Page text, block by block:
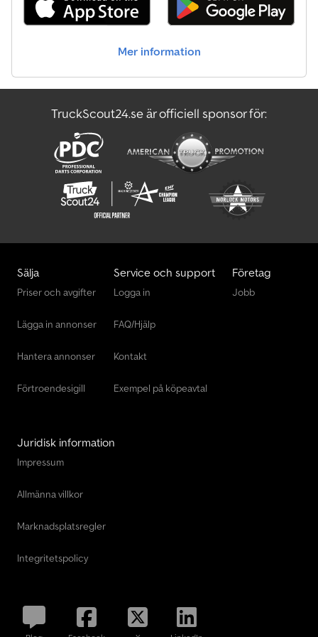
fartyg eller flyg. Självklart även för flytt, som exportcontainer
(SOC), eller som bas för ytterligare utbyggnad eller ombyggnad.
varor som verktyg, trädgårdsredskap, bilar, cyklar eller motorcyklar
för att nämna några exempel. 20-fots sjöcontainern kan fås hos
ni välkomna att kontakta oss.
Mer information
TruckScout24.se är officiell sponsor för:
Sälja
Priser och avgifter
Lägga in annonser
Hantera annonser
Förtroendesigill
Service och support
Logga in
FAQ/Hjälp
Kontakt
Exempel på köpeavtal
Företag
Jobb
Juridisk information
Impressum
Allmänna villkor
Marknadsplatsregler
Integritetspolicy